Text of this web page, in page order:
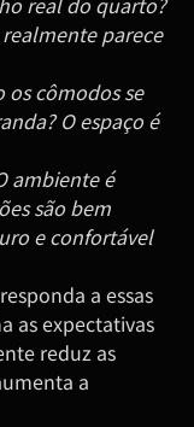
parece
os cômodos se
O espaço é
ambiente é
são bem
e confortável
a essas
as expectativas
reduz as
a